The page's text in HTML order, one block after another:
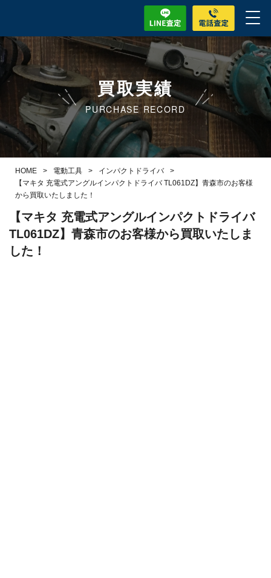
買取実績
PURCHASE RECORD
HOME > 電動工具 > インパクトドライバ
>
【マキタ 充電式アングルインパクトドライバ TL061DZ】青森市のお客様
から買取いたしました！
【マキタ 充電式アングルインパクトドライバ
TL061DZ】青森市のお客様から買取いたしま
した！